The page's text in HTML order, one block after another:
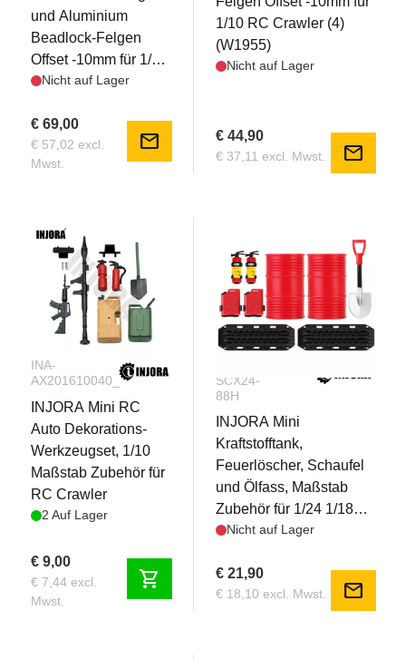
und Aluminium
Beadlock-Felgen
Offset -10mm für 1/10
RC Crawlers (4)
Nicht auf Lager
€ 69,00
€ 57,02 excl.
Mwst.
mail
1/10 RC Crawler (4)
(W1955)
Nicht auf Lager
€ 44,90
€ 37,11 excl. Mwst. mail
INA-
AX201610040_20009
INJORA Mini RC
Auto Dekorations-
Werkzeugset, 1/10
Maßstab Zubehör für
RC Crawler
2 Auf Lager
€ 9,00
€ 7,44 excl.
Mwst.
shopping_cart
SCX24-
88H
INJORA Mini
Kraftstofftank,
Feuerlöscher, Schaufel
und Ölfass, Maßstab
Zubehör für 1/24 1/18
RC Crawler
Nicht auf Lager
€ 21,90
€ 18,10 excl. Mwst. mail